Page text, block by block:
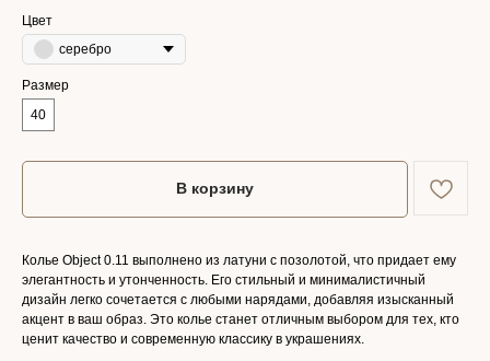
Цвет
серебро
Размер
40
В корзину
Колье Object 0.11 выполнено из латуни с позолотой, что придает ему
элегантность и утонченность. Его стильный и минималистичный
дизайн легко сочетается с любыми нарядами, добавляя изысканный
акцент в ваш образ. Это колье станет отличным выбором для тех, кто
ценит качество и современную классику в украшениях.